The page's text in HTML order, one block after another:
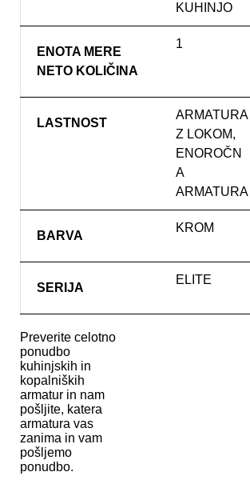
KUHINJO
ENOTA MERE
NETO KOLIČINA
1
LASTNOST
ARMATURA
Z LOKOM,
ENOROČN
A
ARMATURA
BARVA
KROM
SERIJA
ELITE
Preverite celotno
ponudbo
kuhinjskih in
kopalniških
armatur in nam
pošljite, katera
armatura vas
zanima in vam
pošljemo
ponudbo.